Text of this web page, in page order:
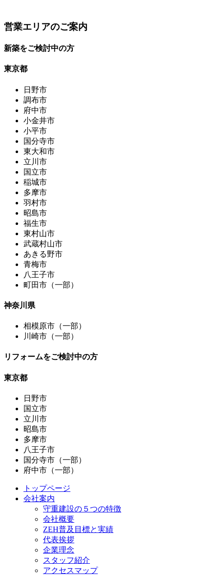
営業エリアのご案内
新築をご検討中の方
東京都
日野市
調布市
府中市
小金井市
小平市
国分寺市
東大和市
立川市
国立市
稲城市
多摩市
羽村市
昭島市
福生市
東村山市
武蔵村山市
あきる野市
青梅市
八王子市
町田市（一部）
神奈川県
相模原市（一部）
川崎市（一部）
リフォームをご検討中の方
東京都
日野市
国立市
立川市
昭島市
多摩市
八王子市
国分寺市（一部）
府中市（一部）
トップページ
会社案内
守重建設の５つの特徴
会社概要
ZEH普及目標と実績
代表挨拶
企業理念
スタッフ紹介
アクセスマップ